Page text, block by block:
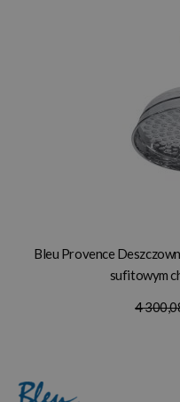
Bleu Provence
sufitowym
4